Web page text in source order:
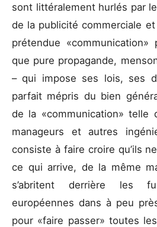
sont littéralement hurlés par
de la publicité commerciale
prétendue «communication»
que pure propagande,
– qui impose ses lois, ses
parfait mépris du bien
de la «communication» telle
manageurs et autres
consiste à faire croire qu’ils
ce qui arrive, de la même
s’abritent derrière les
européennes dans à peu
pour «faire passer» toutes